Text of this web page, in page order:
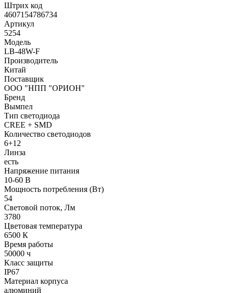
Штрих код
4607154786734
Артикул
5254
Модель
LB-48W-F
Производитель
Китай
Поставщик
ООО "НПП "ОРИОН"
Бренд
Вымпел
Тип светодиода
CREE + SMD
Количество светодиодов
6+12
Линза
есть
Напряжение питания
10-60 В
Мощность потребления (Вт)
54
Световой поток, Лм
3780
Цветовая температура
6500 К
Время работы
50000 ч
Класс защиты
IP67
Материал корпуса
алюминий